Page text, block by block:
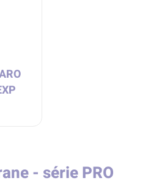
- série PRO